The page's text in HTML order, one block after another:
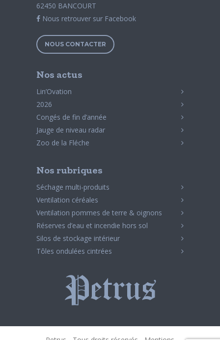
62450 BANCOURT
Nous retrouver sur Facebook
NOUS CONTACTER
Nos actus
Lin’Ovation
2026
Congés de fin d’année
Jauge de niveau radar
Zoo de la Fléche
Nos rubriques
Séchage multi-produits
Ventilation céréales
Ventilation pommes de terre & oignons
Réserves d’eau et incendie hors sol
Silos de stockage intérieur
Tôles ondulées cintrées